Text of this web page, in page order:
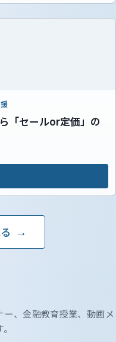
「セールor定価」の
、金融教育授業、動画メ